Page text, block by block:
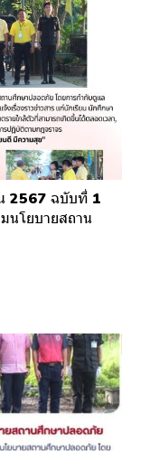
2567 ฉบับที่ 1
นโยบายสถาน